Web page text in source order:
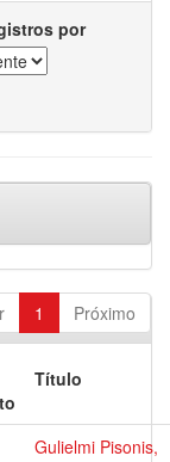
por
1 Próximo
Título
Gulielmi Pisonis,